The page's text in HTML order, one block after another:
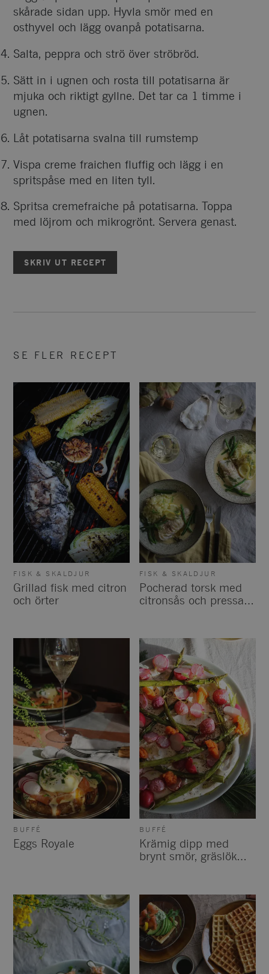
skårade sidan upp. Hyvla smör med en
osthyvel och lägg ovanpå potatisarna.
Salta, peppra och strö över ströbröd.
Sätt in i ugnen och rosta till potatisarna är
mjuka och riktigt gyllne. Det tar ca 1 timme i
ugnen.
Låt potatisarna svalna till rumstemp
Vispa creme fraichen fluffig och lägg i en
spritspåse med en liten tyll.
Spritsa cremefraiche på potatisarna. Toppa
med löjrom och mikrogrönt. Servera genast.
SKRIV UT RECEPT
SE FLER RECEPT
FISK & SKALDJUR
Grillad fisk med citron
och örter
FISK & SKALDJUR
Pocherad torsk med
citronsås och pressad
BUFFÉ
Eggs Royale
BUFFÉ
Krämig dipp med
brynt smör, gräslök